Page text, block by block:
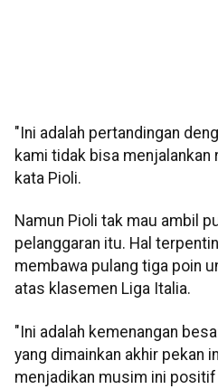
"Ini adalah pertandingan
kami tidak bisa menjalankan
kata Pioli.
Namun Pioli tak mau ambil
pelanggaran itu. Hal
membawa pulang tiga poin
atas klasemen Liga Italia.
"Ini adalah kemenangan
yang dimainkan akhir pekan
menjadikan musim ini